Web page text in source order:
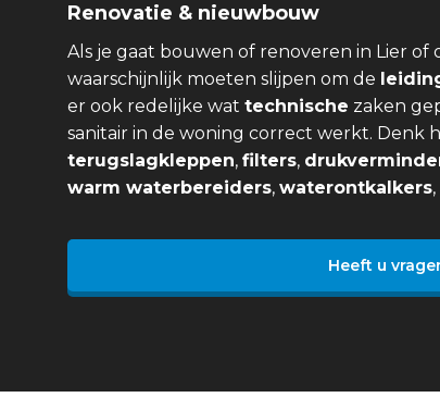
Renovatie & nieuwbouw
Als je gaat bouwen of renoveren in Lier
waarschijnlijk moeten slijpen om de
er ook redelijke wat technische zaken
sanitair in de woning correct werkt. Denk
terugslagkleppen, filters,
warm waterbereiders, waterontkalkers
Heeft u